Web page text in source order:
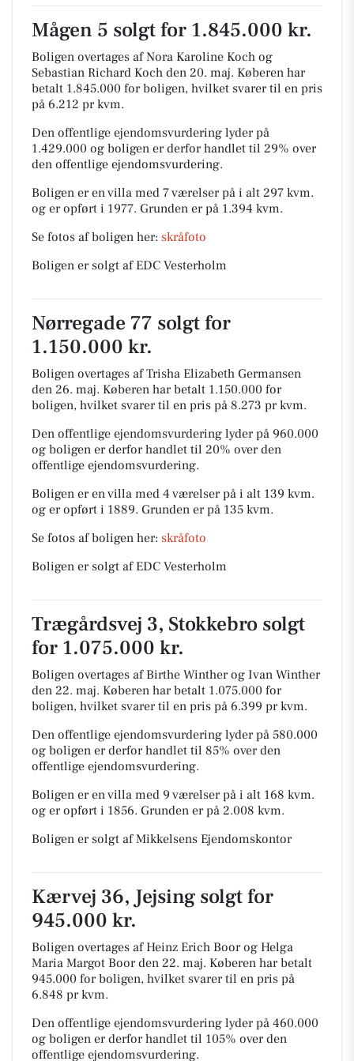
Mågen 5 solgt for 1.845.000 kr.
Boligen overtages af Nora Karoline Koch og
Sebastian Richard Koch den 20. maj. Køberen har
betalt 1.845.000 for boligen, hvilket svarer til en pris
på 6.212 pr kvm.
Den offentlige ejendomsvurdering lyder på
1.429.000 og boligen er derfor handlet til 29% over
den offentlige ejendomsvurdering.
Boligen er en villa med 7 værelser på i alt 297 kvm.
og er opført i 1977. Grunden er på 1.394 kvm.
Se fotos af boligen her: skråfoto
Boligen er solgt af EDC Vesterholm
Nørregade 77 solgt for
1.150.000 kr.
Boligen overtages af Trisha Elizabeth Germansen
den 26. maj. Køberen har betalt 1.150.000 for
boligen, hvilket svarer til en pris på 8.273 pr kvm.
Den offentlige ejendomsvurdering lyder på 960.000
og boligen er derfor handlet til 20% over den
offentlige ejendomsvurdering.
Boligen er en villa med 4 værelser på i alt 139 kvm.
og er opført i 1889. Grunden er på 135 kvm.
Se fotos af boligen her: skråfoto
Boligen er solgt af EDC Vesterholm
Trægårdsvej 3, Stokkebro solgt
for 1.075.000 kr.
Boligen overtages af Birthe Winther og Ivan Winther
den 22. maj. Køberen har betalt 1.075.000 for
boligen, hvilket svarer til en pris på 6.399 pr kvm.
Den offentlige ejendomsvurdering lyder på 580.000
og boligen er derfor handlet til 85% over den
offentlige ejendomsvurdering.
Boligen er en villa med 9 værelser på i alt 168 kvm.
og er opført i 1856. Grunden er på 2.008 kvm.
Boligen er solgt af Mikkelsens Ejendomskontor
Kærvej 36, Jejsing solgt for
945.000 kr.
Boligen overtages af Heinz Erich Boor og Helga
Maria Margot Boor den 22. maj. Køberen har betalt
945.000 for boligen, hvilket svarer til en pris på
6.848 pr kvm.
Den offentlige ejendomsvurdering lyder på 460.000
og boligen er derfor handlet til 105% over den
offentlige ejendomsvurdering.